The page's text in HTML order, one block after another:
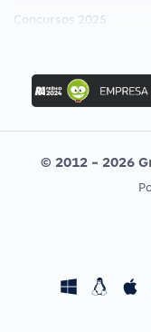
Concursos 2025
Concurso Ibama
Concurso MPU
Editais publicados
CONCURSOS POR
Concursos Fiscais
© 2012 - 2026